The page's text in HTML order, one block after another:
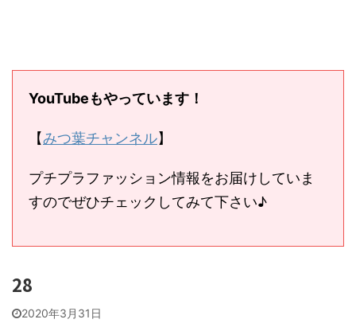
YouTubeもやっています！
【みつ葉チャンネル】
プチプラファッション情報をお届けしていま
すのでぜひチェックしてみて下さい♪
28
2020年3月31日